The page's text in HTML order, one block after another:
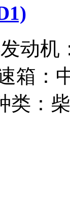
发动机
箱：
类：